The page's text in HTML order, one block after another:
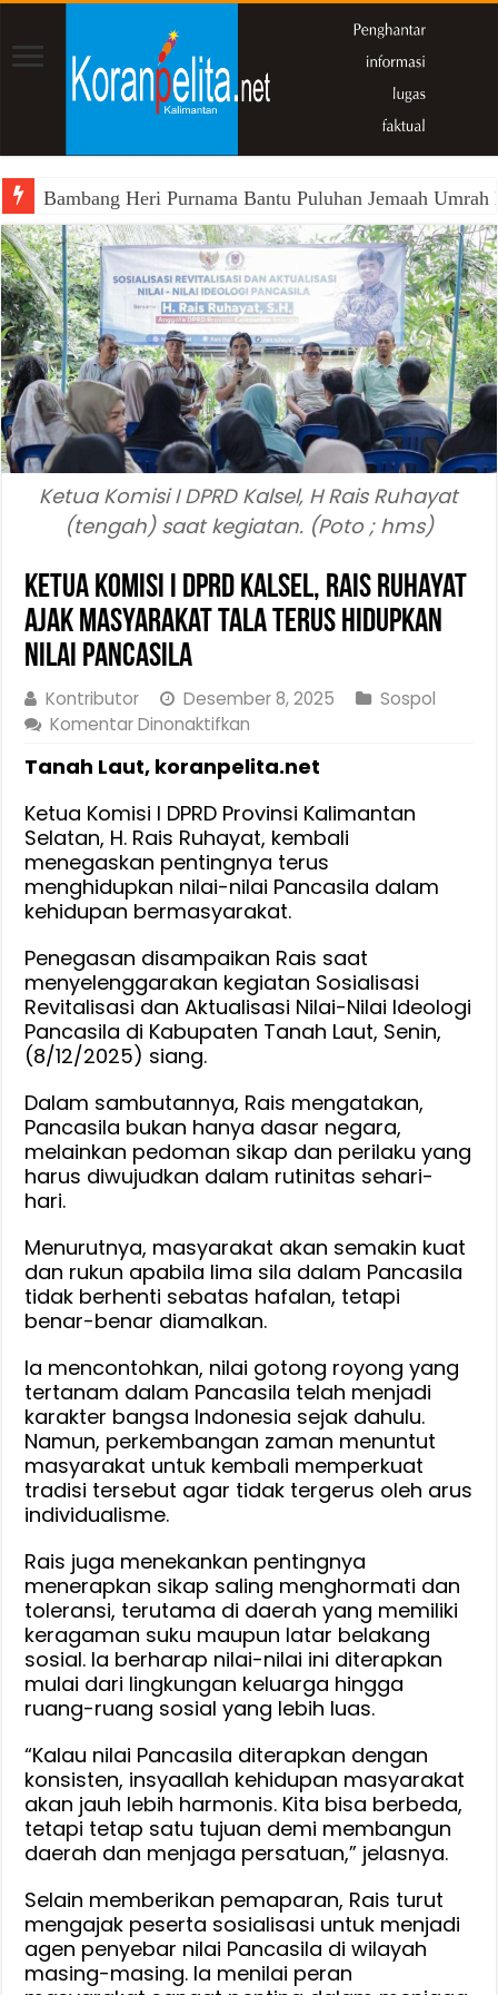
Bambang Heri Purnama Bantu Puluhan Jemaah
Ketua Komisi I DPRD Kalsel, H Rais Ruhayat
(tengah) saat kegiatan. (Poto ; hms)
Ketua Komisi I DPRD Kalsel, Rais Ruhayat
Ajak Masyarakat Tala Terus Hidupkan
Nilai Pancasila
Kontributor Desember 8, 2025
Sospol
Komentar Dinonaktifkan
Komisi
DPRD
Kalsel,
Rais
Ruhayat
Masyarakat
Tala
Terus
Hidupkan
Tanah Laut, koranpelita.net
Ketua Komisi I DPRD Provinsi Kalimantan
Selatan, H. Rais Ruhayat, kembali
menegaskan pentingnya terus
menghidupkan nilai-nilai Pancasila dalam
kehidupan bermasyarakat.
Penegasan disampaikan Rais saat
menyelenggarakan kegiatan Sosialisasi
Revitalisasi dan Aktualisasi Nilai-Nilai Ideologi
Pancasila di Kabupaten Tanah Laut, Senin,
(8/12/2025) siang.
Dalam sambutannya, Rais mengatakan,
Pancasila bukan hanya dasar negara,
melainkan pedoman sikap dan perilaku yang
harus diwujudkan dalam rutinitas sehari-
hari.
Menurutnya, masyarakat akan semakin kuat
dan rukun apabila lima sila dalam Pancasila
tidak berhenti sebatas hafalan, tetapi
benar-benar diamalkan.
Ia mencontohkan, nilai gotong royong yang
tertanam dalam Pancasila telah menjadi
karakter bangsa Indonesia sejak dahulu.
Namun, perkembangan zaman menuntut
masyarakat untuk kembali memperkuat
tradisi tersebut agar tidak tergerus oleh arus
individualisme.
Rais juga menekankan pentingnya
menerapkan sikap saling menghormati dan
toleransi, terutama di daerah yang memiliki
keragaman suku maupun latar belakang
sosial. Ia berharap nilai-nilai ini diterapkan
mulai dari lingkungan keluarga hingga
ruang-ruang sosial yang lebih luas.
“Kalau nilai Pancasila diterapkan dengan
konsisten, insyaallah kehidupan masyarakat
akan jauh lebih harmonis. Kita bisa berbeda,
tetapi tetap satu tujuan demi membangun
daerah dan menjaga persatuan,” jelasnya.
Selain memberikan pemaparan, Rais turut
mengajak peserta sosialisasi untuk menjadi
agen penyebar nilai Pancasila di wilayah
masing-masing. Ia menilai peran